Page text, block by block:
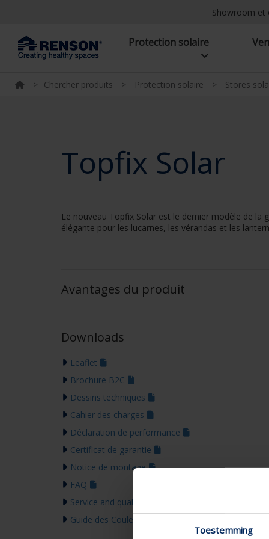
Toestemming
Showroom et
Protection solaire
> Chercher produits > Protection solaire > Stores
Topfix Solar
Le nouveau Topfix Solar est le dernier modèle de
élégante pour les lucarnes, les vérandas et les
Avantages du produit
Downloads
Leaflet
Brochure B2C
Dessins techniques
Cahier des charges
Déclaration de performance
Certificat de garantie
Notice de montage
FAQ
Service and quality tools
Guide des Couleurs 2026